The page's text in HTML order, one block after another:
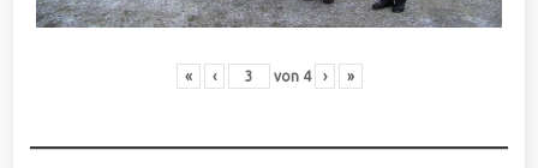
« ‹ von 4 › »